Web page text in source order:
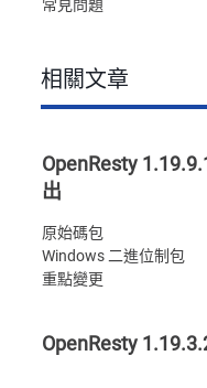
常見問題
相關文章
OpenResty
出
原始碼包
Windows 二進位制包
重點變更
OpenResty